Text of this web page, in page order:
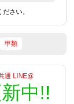
さい。
甲類
中!!